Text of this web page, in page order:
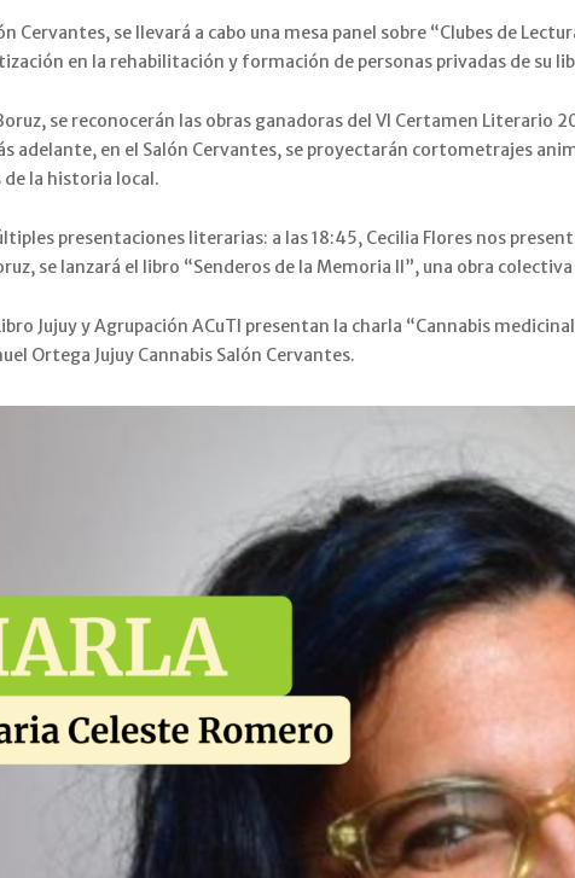
Cervantes, se llevará a cabo una mesa panel sobre “Clubes de
en la rehabilitación y formación de personas privadas de su
se reconocerán las obras ganadoras del VI Certamen
adelante, en el Salón Cervantes, se proyectarán cortometrajes
la historia local.
presentaciones literarias: a las 18:45, Cecilia Flores nos
se lanzará el libro “Senderos de la Memoria II”, una obra
Jujuy y Agrupación ACuTI presentan la charla “Cannabis
Ortega Jujuy Cannabis Salón Cervantes.